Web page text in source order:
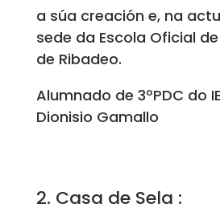
a súa creación e, na
sede da Escola Oficial
de Ribadeo.
Alumnado de 3ºPDC do
Dionisio Gamallo
2. Casa de Sela :